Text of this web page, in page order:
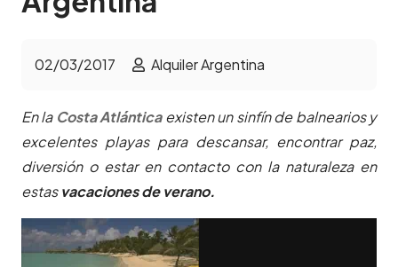
02/03/2017 Alquiler Argentina
En la Costa Atlánticaexisten un sinfín de balnearios y
excelentes playas para descansar, encontrar paz,
diversión o estar en contacto con la naturaleza en
estasvacaciones de verano.